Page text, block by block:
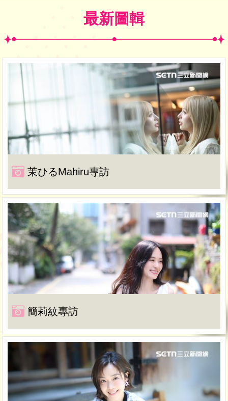
最新圖輯
茉ひるMahiru專訪
簡莉紋專訪